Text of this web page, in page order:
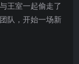
王室一起偷走了
队，开始一场新